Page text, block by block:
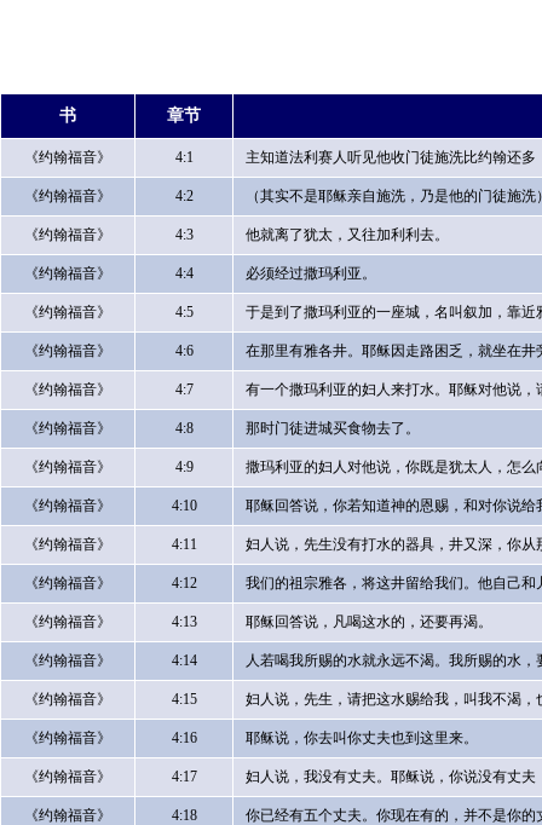
书 章节
《约翰福音》 4:1 主知道法利赛人听见他收门徒施洗比约翰还多
《约翰福音》 4:2 （其实不是耶稣亲自施洗，乃是他的门徒施洗
《约翰福音》 4:3 他就离了犹太，又往加利利去。
《约翰福音》 4:4 必须经过撒玛利亚。
《约翰福音》 4:5 于是到了撒玛利亚的一座城，名叫叙加，靠
《约翰福音》 4:6 在那里有雅各井。耶稣因走路困乏，就坐在井
《约翰福音》 4:7 有一个撒玛利亚的妇人来打水。耶稣对他说，
《约翰福音》 4:8 那时门徒进城买食物去了。
《约翰福音》 4:9 撒玛利亚的妇人对他说，你既是犹太人，怎
《约翰福音》 4:10 耶稣回答说，你若知道神的恩赐，和对你说
《约翰福音》 4:11 妇人说，先生没有打水的器具，井又深，你从
《约翰福音》 4:12 我们的祖宗雅各，将这井留给我们。他自己
《约翰福音》 4:13 耶稣回答说，凡喝这水的，还要再渴。
《约翰福音》 4:14 人若喝我所赐的水就永远不渴。我所赐的水
《约翰福音》 4:15 妇人说，先生，请把这水赐给我，叫我不渴，
《约翰福音》 4:16 耶稣说，你去叫你丈夫也到这里来。
《约翰福音》 4:17 妇人说，我没有丈夫。耶稣说，你说没有丈夫
《约翰福音》 4:18 你已经有五个丈夫。你现在有的，并不是你的